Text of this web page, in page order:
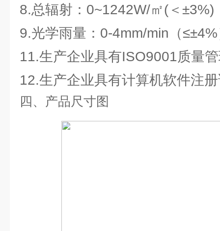
8.总辐射：0~1242W/㎡(＜±3%)
9.光学雨量：0-4mm/min（
11.生产企业具有ISO9001质量
12.生产企业具有计算机软件注
四、产品尺寸图